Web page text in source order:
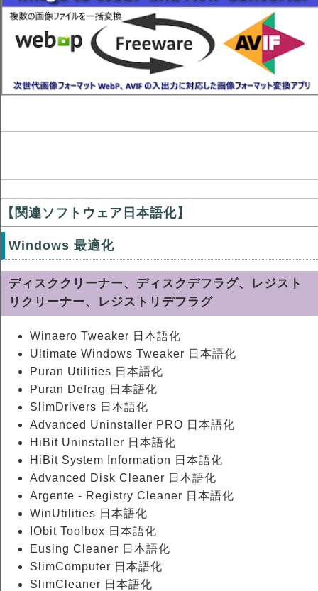
【関連ソフトウェア日本語化】
Windows 最適化
ディスククリーナー、ディスクデフラグ、レジスト
リクリーナー、レジストリデフラグ
Winaero Tweaker 日本語化
Ultimate Windows Tweaker 日本語化
Puran Utilities 日本語化
Puran Defrag 日本語化
SlimDrivers 日本語化
Advanced Uninstaller PRO 日本語化
HiBit Uninstaller 日本語化
HiBit System Information 日本語化
Advanced Disk Cleaner 日本語化
Argente - Registry Cleaner 日本語化
WinUtilities 日本語化
IObit Toolbox 日本語化
Eusing Cleaner 日本語化
SlimComputer 日本語化
SlimCleaner 日本語化